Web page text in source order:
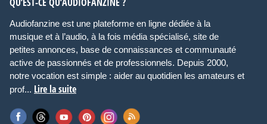
Audiofanzine est une plateforme en ligne dédiée à la
musique et à l’audio, à la fois média spécialisé, site de
petites annonces, base de connaissances et communauté
active de passionnés et de professionnels. Depuis 2000,
notre vocation est simple : aider au quotidien les amateurs et
prof... Lire la suite